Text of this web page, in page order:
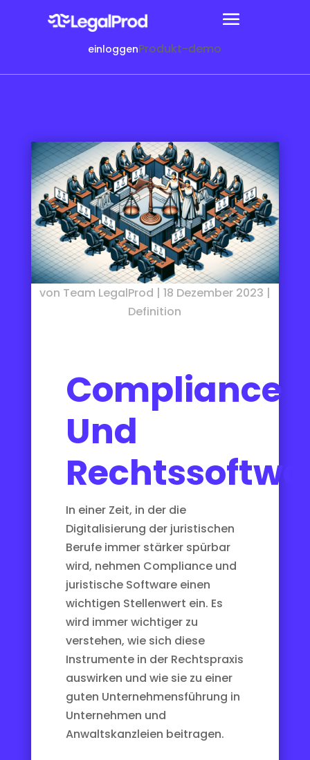
einloggenProdukt-demo
von Team LegalProd | 18 Dezember 2023 |
Definition
Compliance
Und
In einer Zeit, in der die
Digitalisierung der juristischen
Berufe immer stärker spürbar
wird, nehmen Compliance und
juristische Software einen
wichtigen Stellenwert ein. Es
wird immer wichtiger zu
verstehen, wie sich diese
Instrumente in der Rechtspraxis
auswirken und wie sie zu einer
guten Unternehmensführung in
Unternehmen und
Anwaltskanzleien beitragen.